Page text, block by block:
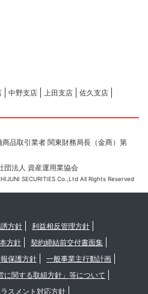
中野支店 上田支店
佐久支店
品取引業者 関東財務局長（金商）第
団法人 資産運用業協会
SECURITIES Co.,Ltd All Rights Reserved
方針
利益相反管理方針
方針
契約締結前交付書面集
保護方針
一般事業主行動計画
に関する取組方針」等について
スメント対応方針